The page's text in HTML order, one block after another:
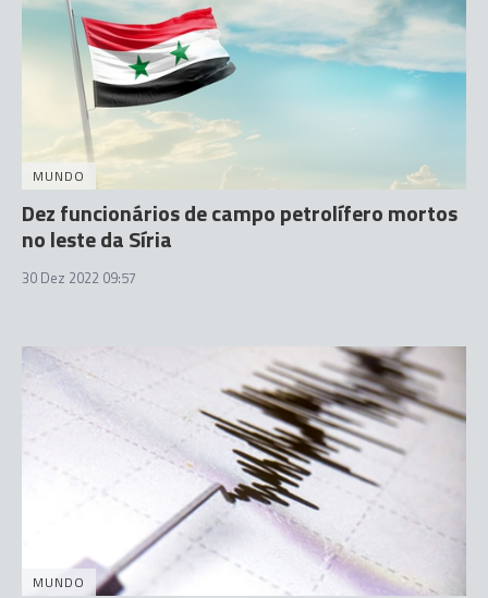
MUNDO
Dez funcionários de campo petrolífero mortos
no leste da Síria
30 Dez 2022 09:57
MUNDO